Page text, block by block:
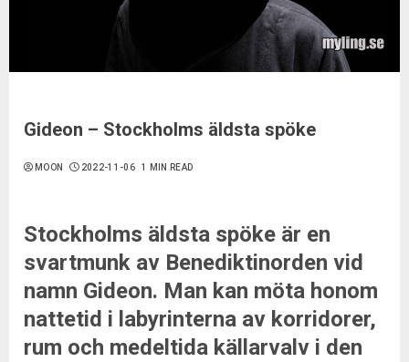
Gideon – Stockholms äldsta spöke
MOON 2022-11-06 1 MIN READ
Stockholms äldsta spöke är en
svartmunk av Benediktinorden vid
namn Gideon. Man kan möta honom
nattetid i labyrinterna av korridorer,
rum och medeltida källarvalv i den